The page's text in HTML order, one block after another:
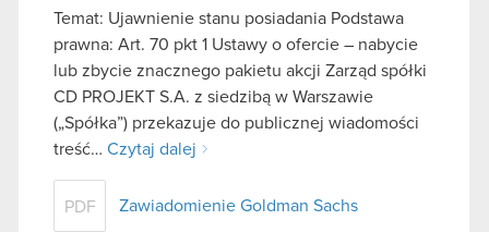
Temat: Ujawnienie stanu posiadania Podstawa
prawna: Art. 70 pkt 1 Ustawy o ofercie – nabycie
lub zbycie znacznego pakietu akcji Zarząd spółki
CD PROJEKT S.A. z siedzibą w Warszawie
(„Spółka”) przekazuje do publicznej wiadomości
treść… Czytaj dalej
PDF Zawiadomienie Goldman Sachs